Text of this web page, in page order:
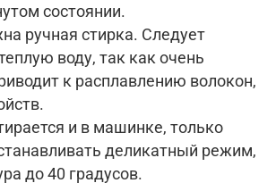
состоянии.
ручная стирка. Следует
воду, так как очень
к расплавлению волокон,
и в машинке, только
деликатный режим,
до 40 градусов.